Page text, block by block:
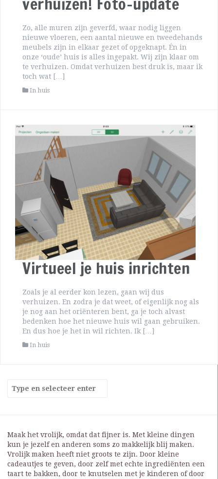
Zo, alle muren zijn geverfd, waar nodig liggen
nieuwe vloeren, een aantal nieuwe en tweedehands
meubels zijn in elkaar gezet of opgeknapt. Én in
onze ‘oude’ huis is alles ingepakt. Wij zijn klaar om
te verhuizen. Omdat verhuizen best druk is, maar ik
toch wat […]
In huis
Virtueel je huis inrichten
Zoals je al eerder kon lezen, gaan wij dus
verhuizen. En zodra je dat weet, of eigenlijk nog als
je nog aan het oriënteren bent, ga je toch alvast
bedenken hoe het nieuwe huis wil gaan gebruiken.
En dus hoe je het in wil richten. Ik […]
In huis
Maak het vrolijk, omdat dat fijner is. Met kleine dingen
kun je jezelf en anderen soms zo makkelijk blij maken.
Vrolijk maken heeft niet groots te zijn. Door kleine
cadeautjes te geven, door zelf met echte ingrediënten een
taart te bakken, door te knutselen met je kinderen of door